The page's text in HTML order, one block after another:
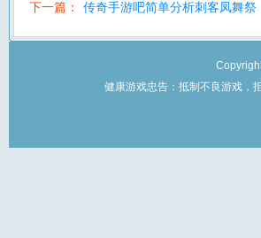
下一篇： 传奇手游吧简单分析刺客凤舞祭
健康游戏忠告：抵制不良游戏，